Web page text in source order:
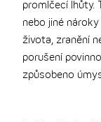
promlčecí lhůty.
nebo jiné
života, zranění
porušení
způsobeno